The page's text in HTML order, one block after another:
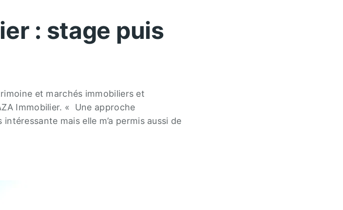
: stage puis
et marchés immobiliers et
Immobilier. « Une approche
mais elle m’a permis aussi de